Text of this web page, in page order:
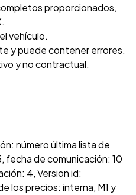
proporcionados,
vehículo.
y puede contener errores.
y no contractual.
número última lista de
fecha de comunicación: 10
4, Version id:
los precios: interna, M1 y